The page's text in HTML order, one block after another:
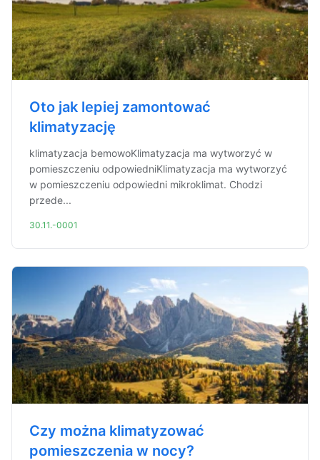
Oto jak lepiej zamontować
klimatyzację
klimatyzacja bemowoKlimatyzacja ma wytworzyć w
pomieszczeniu odpowiedniKlimatyzacja ma wytworzyć
w pomieszczeniu odpowiedni mikroklimat. Chodzi
przede...
30.11.-0001
Czy można klimatyzować
pomieszczenia w nocy?